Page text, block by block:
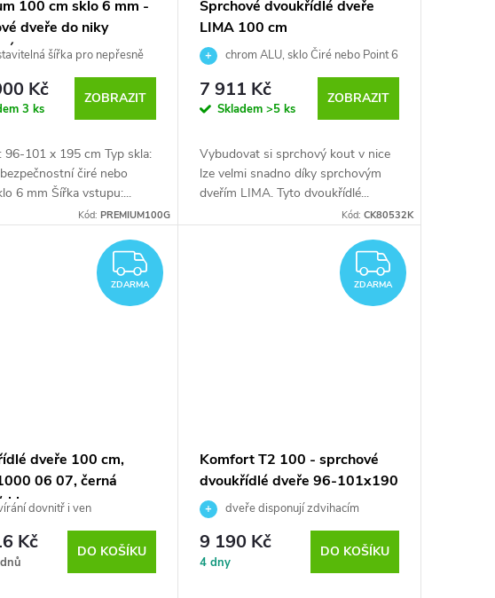
100 cm sklo 6 mm -
dveře do niky
šířka pro nepřesně
niku v rozmezí 5 cm (96-
Výška dveří je 195 cm.
Kč
3 ks
ZOBRAZIT
96-101 x 195 cm Typ skla:
čiré nebo
6 mm Šířka vstupu:...
Kód: PREMIUM100G
Sprchové dvoukřídlé dveře
LIMA 100 cm
chrom ALU, sklo Čiré nebo Point 6
mm. Výška dveří je 190 cm.
7 911 Kč
Skladem >5 ks
ZOBRAZIT
Vybudovat si sprchový kout v nice
lze velmi snadno díky sprchovým
dveřím LIMA. Tyto dvoukřídlé...
Kód: CK80532K
ZDARMA
ZDARMA
dveře 100 cm,
06 07, černá
dovnitř i ven
Kč DO KOŠÍKU
ZDARMA
Komfort T2 100 - sprchové
dvoukřídlé dveře 96-101x190
cm dveře disponují zdvihacím
pantem, grepové bezpečnostní sklo 6
mm
9 190 Kč
4 dny
DO KOŠÍKU